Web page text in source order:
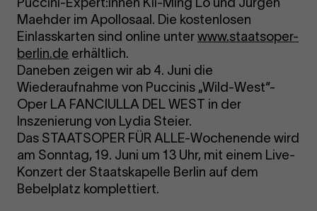
Maehder im Apollosaal. Die kostenlosen
Einlasskarten sind online unterwww.staatsoper-
berlin.de erhältlich.
Daneben zeigen wir ab 4. Juni die
Wiederaufnahme von Puccinis „Wild-West“-
Oper LA FANCIULLA DEL WEST in der
Inszenierung von Lydia Steier.
Das STAATSOPER FÜR ALLE-Wochenende wird
am Sonntag, 19. Juni um 13 Uhr, mit einem Live-
Konzert der Staatskapelle Berlin auf dem
Bebelplatz komplettiert.